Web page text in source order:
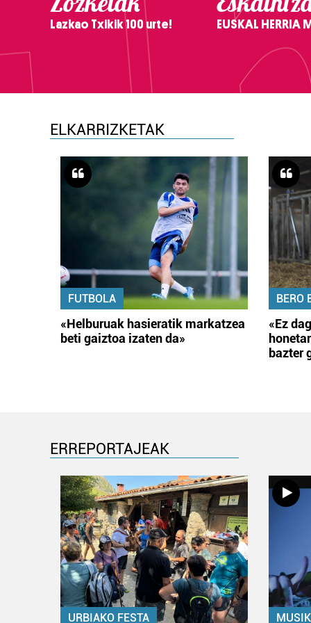
Lazkao Txikik 100 urte! EUSKAL HERRIA
ELKARRIZKETAK
FUTBOLA
«Helburuak hasieratik markatzea
beti gaiztoa izaten da»
BERO
«Ez
bazter
ERREPORTAJEAK
URBIAKO FESTA